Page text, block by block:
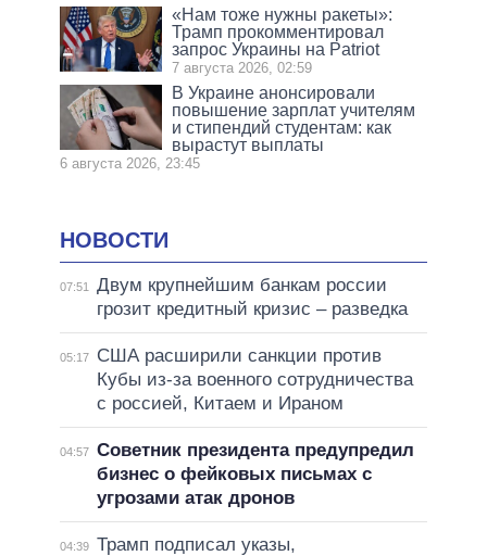
«Нам тоже нужны ракеты»:
Трамп прокомментировал
запрос Украины на Patriot
7 августа 2026, 02:59
В Украине анонсировали
повышение зарплат учителям
и стипендий студентам: как
вырастут выплаты
6 августа 2026, 23:45
НОВОСТИ
07:51
Двум крупнейшим банкам россии
грозит кредитный кризис – разведка
05:17
США расширили санкции против
Кубы из-за военного сотрудничества
с россией, Китаем и Ираном
04:57 Советник президента предупредил
бизнес о фейковых письмах с
угрозами атак дронов
04:39 Трамп подписал указы,